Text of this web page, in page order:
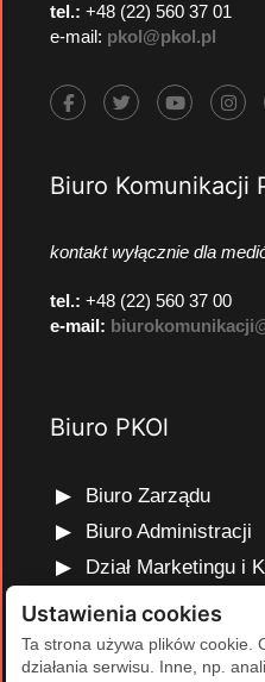
tel.: +48 (22) 560 37 01
e-mail: pkol@pkol.pl
Biuro Komunikacji
kontakt wyłącznie dla
tel.: +48 (22) 560 37 00
e-mail:
Biuro PKOl
Biuro Zarządu
Biuro Administracji
Dział Marketingu i
Dział Edukacji
Dział Finansów i
Dział Projektów
Ustawienia cookies
Ta strona używa plików cookie.
działania serwisu. Inne, np.